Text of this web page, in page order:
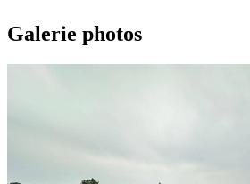
Galerie photos